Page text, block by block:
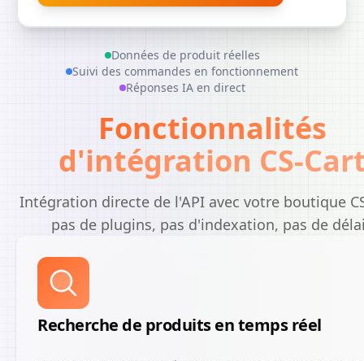
Données de produit réelles
Suivi des commandes en fonctionnement
Réponses IA en direct
Fonctionnalités
d'intégration CS-
Intégration directe de l'API avec votre boutique
pas de plugins, pas d'indexation, pas de
Recherche de produits en temps réel